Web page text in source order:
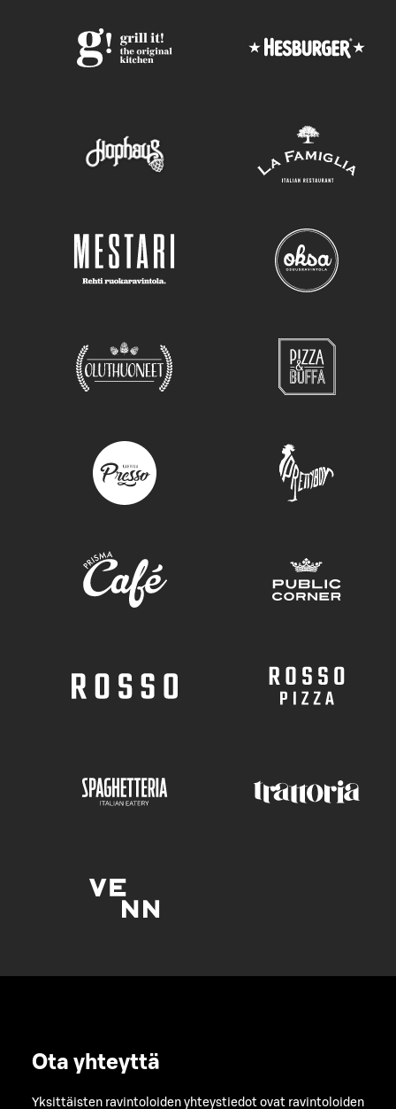
Ota yhteyttä
Yksittäisten ravintoloiden yhteystiedot ovat ravintoloiden